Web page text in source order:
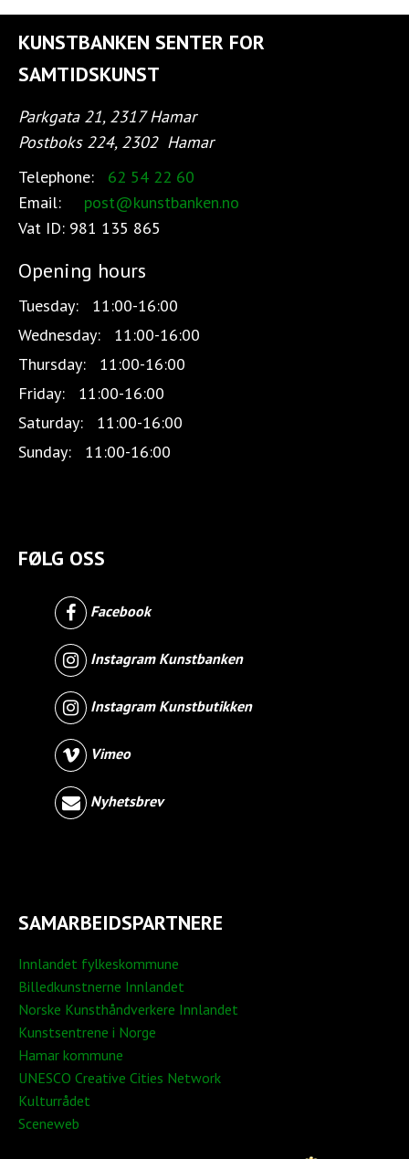
KUNSTBANKEN SENTER FOR
SAMTIDSKUNST
Parkgata 21, 2317 Hamar
Postboks 224, 2302 Hamar
Telephone:
62 54 22 60
Email:
post@kunstbanken.no
Vat ID: 981 135 865
Opening hours
Tuesday:
11:00-16:00
Wednesday:
11:00-16:00
Thursday:
11:00-16:00
Friday:
11:00-16:00
Saturday:
11:00-16:00
Sunday:
11:00-16:00
FØLG OSS
Facebook
Instagram Kunstbanken
Instagram Kunstbutikken
Vimeo
Nyhetsbrev
SAMARBEIDSPARTNERE
Innlandet fylkeskommune
Billedkunstnerne Innlandet
Norske Kunsthåndverkere Innlandet
Kunstsentrene i Norge
Hamar kommune
UNESCO Creative Cities Network
Kulturrådet
Sceneweb